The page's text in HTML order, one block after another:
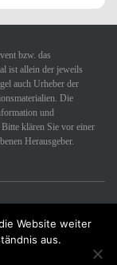
bzw. das
ist allein der jeweils
auch Urheber der
Die
und
klären Sie vor einer
Herausgeber.
Kontakt
Website weiter
aus.